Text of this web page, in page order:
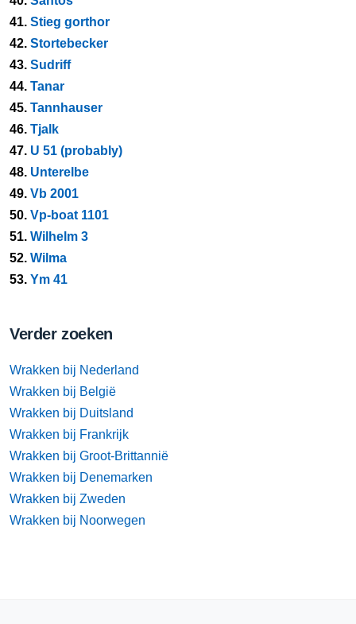
41. Stieg gorthor
42. Stortebecker
43. Sudriff
44. Tanar
45. Tannhauser
46. Tjalk
47. U 51 (probably)
48. Unterelbe
49. Vb 2001
50. Vp-boat 1101
51. Wilhelm 3
52. Wilma
53. Ym 41
Verder zoeken
Wrakken bij Nederland
Wrakken bij België
Wrakken bij Duitsland
Wrakken bij Frankrijk
Wrakken bij Groot-Brittannië
Wrakken bij Denemarken
Wrakken bij Zweden
Wrakken bij Noorwegen